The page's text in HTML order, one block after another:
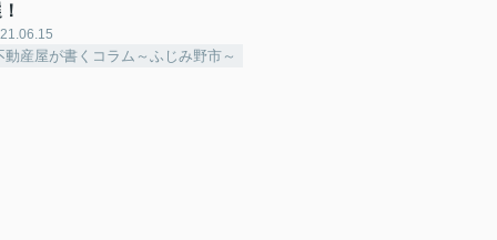
動産屋が書くコラム～ふじみ野市～